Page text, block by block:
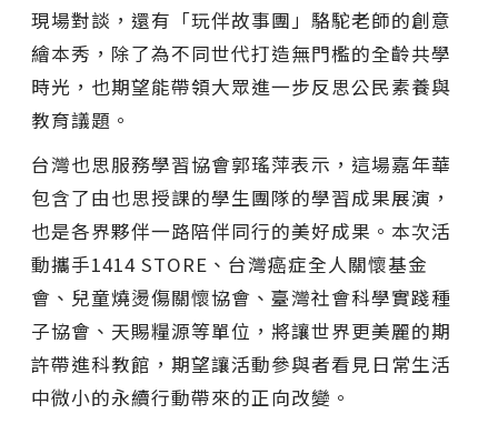
現場對談，還有「玩伴故事團」駱駝老師的創意
繪本秀，除了為不同世代打造無門檻的全齡共學
時光，也期望能帶領大眾進一步反思公民素養與
教育議題。
台灣也思服務學習協會郭瑤萍表示，這場嘉年華
包含了由也思授課的學生團隊的學習成果展演，
也是各界夥伴一路陪伴同行的美好成果。本次活
動攜手1414 STORE、台灣癌症全人關懷基金
會、兒童燒燙傷關懷協會、臺灣社會科學實踐種
子協會、天賜糧源等單位，將讓世界更美麗的期
許帶進科教館，期望讓活動參與者看見日常生活
中微小的永續行動帶來的正向改變。